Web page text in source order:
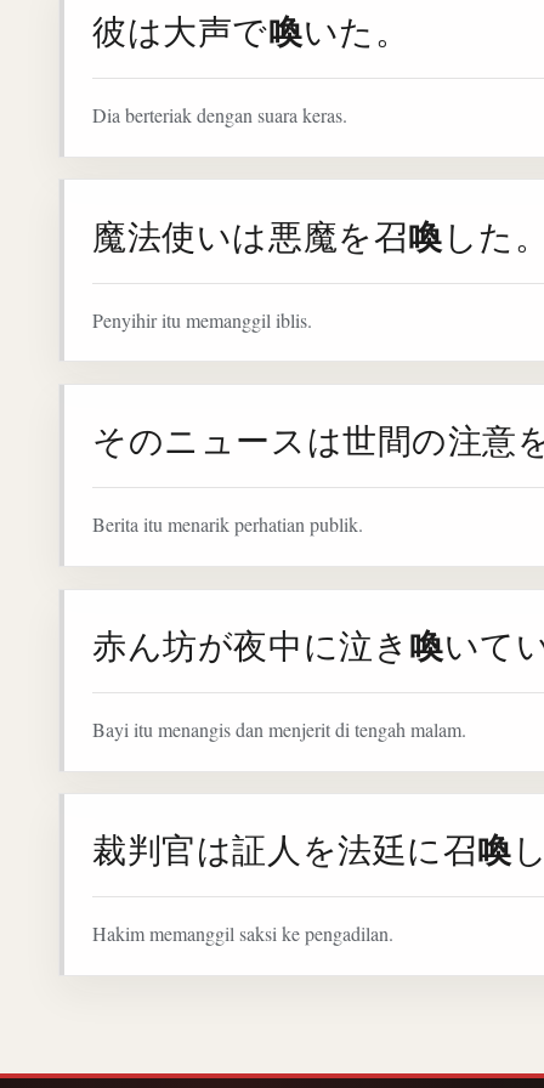
彼は大声で喚いた。
Dia berteriak dengan suara keras.
魔法使いは悪魔を召喚した。
Penyihir itu memanggil iblis.
そのニュースは世間の注意
Berita itu menarik perhatian publik.
赤ん坊が夜中に泣き 喚いて
Bayi itu menangis dan menjerit di tengah malam.
裁判官は証人を法廷に召喚
Hakim memanggil saksi ke pengadilan.